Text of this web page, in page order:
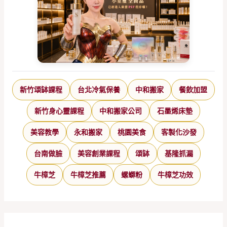
新竹頌缽課程 台北冷氣保養 中和搬家 餐飲加盟
新竹身心靈課程 中和搬家公司 石墨烯床墊
美容教學 永和搬家 桃園美食 客製化沙發
台南做臉 美容創業課程 頌缽 基隆抓漏
牛樟芝 牛樟芝推薦 螺螄粉 牛樟芝功效